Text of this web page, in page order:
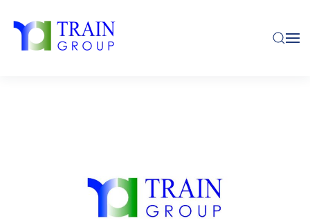
Skip to main content